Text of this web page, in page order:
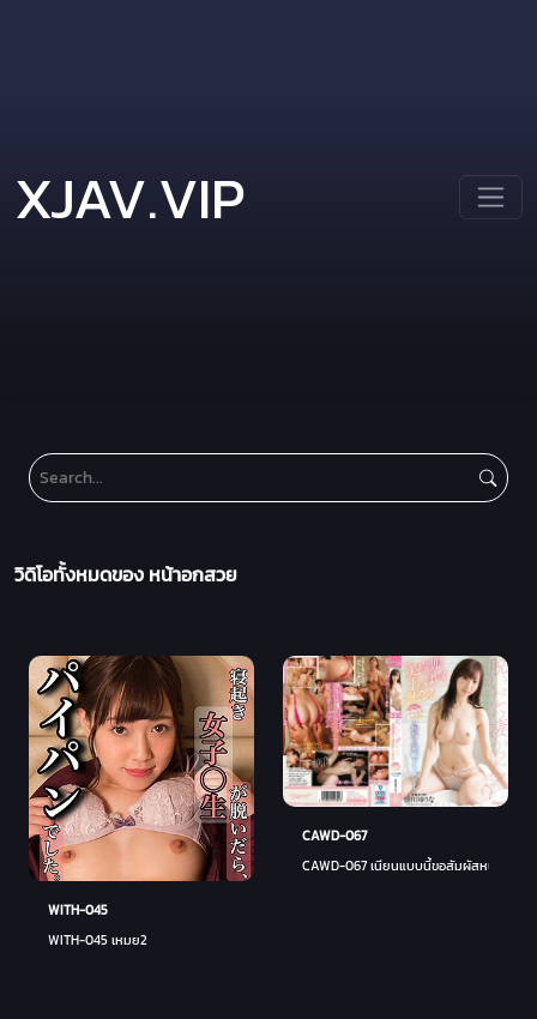
XJAV.VIP
วิดิโอทั้งหมดของ หน้าอกสวย
WITH-045
WITH-045 เหมย2
CAWD-067
CAWD-067 เนียนแบบนี้ขอสัมผัสหน่อย - ยู